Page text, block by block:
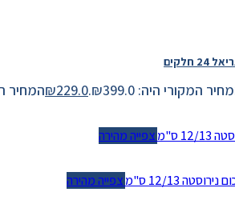
המקורי היה: ₪399.0. ₪229.0 המחיר
צפייה מהירה
צפייה מהירה